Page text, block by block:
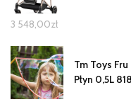
3 548,00zł
Tm Toys
Płyn 0,5L